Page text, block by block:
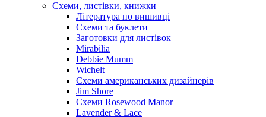
Схеми, листівки, книжки
Література по вишивці
Схеми та буклети
Заготовки для листівок
Mirabilia
Debbie Mumm
Wichelt
Схеми американських дизайнерів
Jim Shore
Cхеми Rosewood Manor
Lavender & Lace